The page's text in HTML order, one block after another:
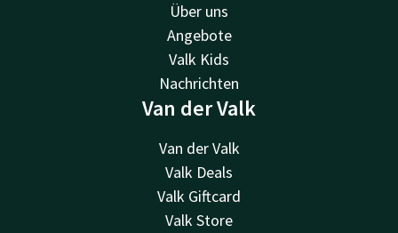
Über uns
Angebote
Valk Kids
Nachrichten
Van der Valk
Van der Valk
Valk Deals
Valk Giftcard
Valk Store